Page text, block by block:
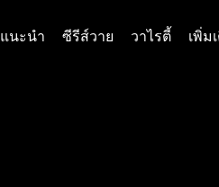
แนะนำ ซีรีส์วาย วาไรตี้ เพิ่ม